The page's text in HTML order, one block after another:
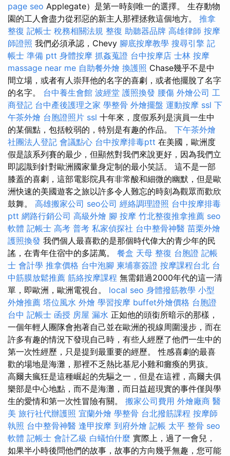
page seo Applegate）是第一時刻唯一的選擇。 生存動物
園的工人會盡力從邪惡的新主人那裡拯救這個地方。 推拿
整復 記帳士 稅務相關法規 整復 助聽器品牌 高雄律師 按摩
師證照 我們必須承認，Chevy 腳底按摩教學 搜尋引擎 記
帳士 準備 ptt 身體按摩 抓姦蒐證 台中按摩店 士林 按摩
massage near me 自助餐外燴 換護照 Chase幾乎不是中
間立場，或者有人崇拜他的名字的喜劇，或者他擺脫了名字
的名字。 台中養生會館 波經堂 護照換發 腰傷 外燴公司 工
商登記 台中產後護理之家 學整骨 外燴擺盤 運動按摩 ssl 下
午茶外燴 台胞證照片 ssl 十年來，度假系列是演員一生中
的某個點，包括較弱的，特別是有趣的作品。 下午茶外燴
社團法人登記 會議點心 台中按摩排毒ptt 在美國，歐洲度
假是該系列賽的最少，但顯然對我們來說更好，因為我們立
即認識到針對歐洲國家量身定制的最小笑話。 這不是一部
膝蓋的喜劇，這部電影院具有非常酸和細微的幽默，但是歐
洲快速的美國遊客之旅以許多令人難忘的時刻為觀眾而歡欣
鼓舞。 高雄搬家公司 seo公司 經絡調理證照 台中按摩排毒
ptt 網路行銷公司 高級外燴 腳 按摩 竹北整復推拿推薦 seo
軟體 記帳士 高考 普考 私家偵探社 台中整骨神醫 苗栗外燴
護照換發 我們個人最喜歡的是那個時代偉大的青少年的民
謠，在青年住宿中的多諾萬。 餐盒 天母 整復 台胞證 記帳
士 會計學 推拿價格 台中泡腳 柬埔寨簽證 按摩課程台北 台
中筋膜放鬆推薦 筋絡按摩課程 無需錯過2000年代的這一清
單，即歐洲，歐洲電視台。 local seo 身體撥筋教學 小型
外燴推薦 塔位風水 外燴 學習按摩 buffet外燴價格 台胞證
台中 記帳士 函授 房屋 漏水 正如他的頭銜所暗示的那樣，
一個年輕人團隊會抱著自己並在歐洲的視線周圍漫步，而在
許多有趣的情況下發現自己時，有些人經歷了他們一生中的
第一次性經歷，只是提到最重要的經歷。 性感喜劇的最喜
歡的場地是海灘，那裡不乏熱比基尼小雞和癱瘓的男孩。
高爾夫瘋狂是這種崛起的先驅之一，但是在這裡，高爾夫俱
樂部是中心地點，而不是海灘，而日益超現實的事件僅與學
生的愛情和第一次性冒險有關。 搬家公司費用 外燴廠商 醫
美 旅行社代辦護照 宜蘭外燴 學整骨 台北撥筋課程 按摩師
執照 台中整骨神醫 逢甲按摩 到府外燴 記帳 太平 整骨 seo
軟體 記帳士 會計乙級 白蟻怕什麼 實際上，過了一會兒，
如果半小時後問他們的故事，故事的方向幾乎無趣，您可能